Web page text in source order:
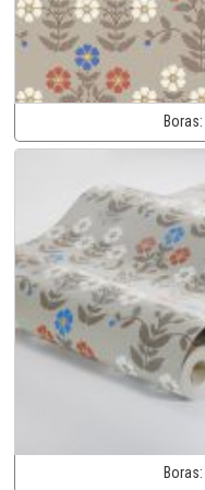
Boras:
Boras: